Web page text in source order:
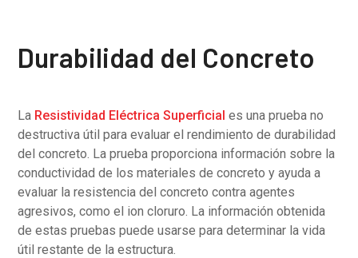
Durabilidad del Concreto
La Resistividad Eléctrica Superficial es una prueba no
destructiva útil para evaluar el rendimiento de durabilidad
del concreto. La prueba proporciona información sobre la
conductividad de los materiales de concreto y ayuda a
evaluar la resistencia del concreto contra agentes
agresivos, como el ion cloruro. La información obtenida
de estas pruebas puede usarse para determinar la vida
útil restante de la estructura.